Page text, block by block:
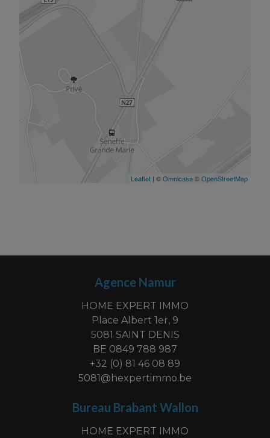
Agence Namur
HOME EXPERT IMMO
Place Albert 1er, 9
5081 SAINT DENIS
BE 0849 788 987
+32 (0) 81 46 08 89
5081@hexpertimmo.be
Bureau Brabant Wallon
HOME EXPERT IMMO